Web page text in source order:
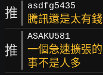
推 asdfg5435
騰訊還是太有
推
ASAKU581
一個急速擴張
事不是人多